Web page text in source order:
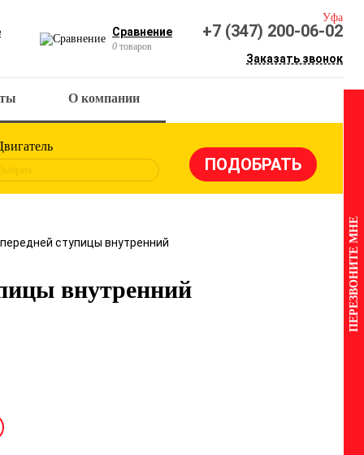
Сравнение
0 товаров
Уфа
+7 (347) 200-06-02
Заказать звонок
О компании
ступицы внутренний
внутренний ПЕРЕЗВОНИТЕ МНЕ